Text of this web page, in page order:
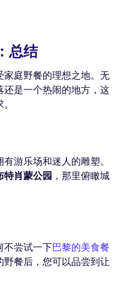
总结
家庭野餐的理想之地。无
是一个热闹的地方，这
游乐场和迷人的雕塑。
特肖蒙公园 ，那里俯瞰城
不尝试一下巴黎的美食餐
餐后，您可以品尝到让